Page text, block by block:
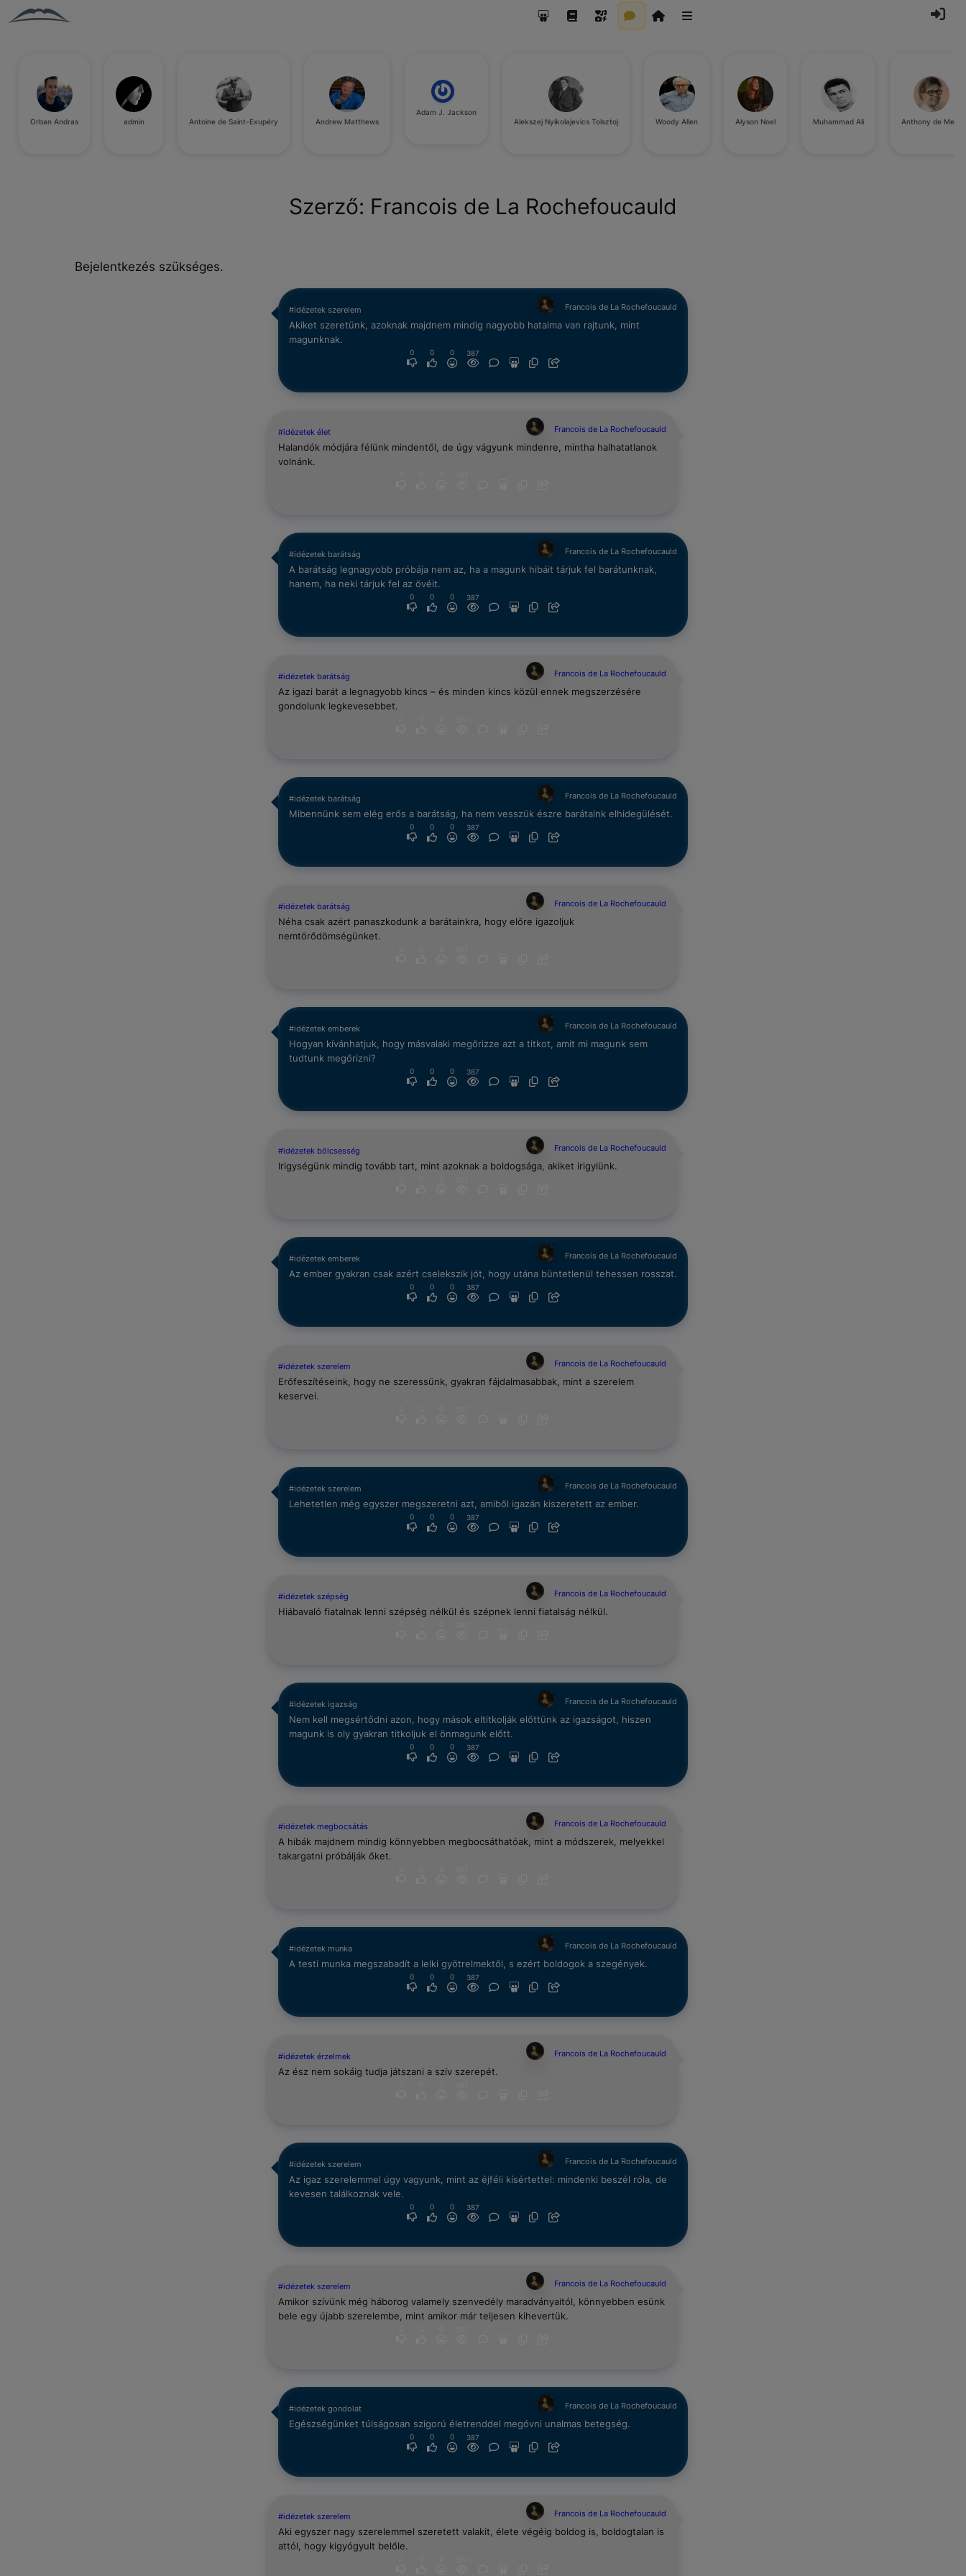
Orban Andras admin Antoine de Saint-Exupéry Andrew Matthews
Adam J. Jackson
Alekszej Nyikolajevics Tolsztoj
Woody Allen Alyson Noel Muhammad Ali Anthony de Mello
Szerző: Francois de La Rochefoucauld
Bejelentkezés szükséges.
#idézetek szerelem Francois de La Rochefoucauld
Akiket szeretünk, azoknak majdnem mindig nagyobb hatalma van rajtunk, mint
magunknak.
0 0 0 387
#idézetek élet Francois de La Rochefoucauld
Halandók módjára félünk mindentől, de úgy vágyunk mindenre, mintha halhatatlanok
volnánk.
#idézetek barátság Francois de La Rochefoucauld
A barátság legnagyobb próbája nem az, ha a magunk hibáit tárjuk fel barátunknak,
hanem, ha neki tárjuk fel az övéit.
0 0 0 387
#idézetek barátság Francois de La Rochefoucauld
Az igazi barát a legnagyobb kincs – és minden kincs közül ennek megszerzésére
gondolunk legkevesebbet.
#idézetek barátság Francois de La Rochefoucauld
Mibennünk sem elég erős a barátság, ha nem vesszük észre barátaink elhidegülését.
0 0 0 387
#idézetek barátság Francois de La Rochefoucauld
Néha csak azért panaszkodunk a barátainkra, hogy előre igazoljuk
nemtörődömségünket.
#idézetek emberek Francois de La Rochefoucauld
Hogyan kívánhatjuk, hogy másvalaki megőrizze azt a titkot, amit mi magunk sem
tudtunk megőrizni?
0 0 0 387
#idézetek bölcsesség Francois de La Rochefoucauld
Irigységünk mindig tovább tart, mint azoknak a boldogsága, akiket irigylünk.
#idézetek emberek Francois de La Rochefoucauld
Az ember gyakran csak azért cselekszik jót, hogy utána büntetlenül tehessen rosszat.
0 0 0 387
#idézetek szerelem Francois de La Rochefoucauld
Erőfeszítéseink, hogy ne szeressünk, gyakran fájdalmasabbak, mint a szerelem
keservei.
#idézetek szerelem Francois de La Rochefoucauld
Lehetetlen még egyszer megszeretni azt, amiből igazán kiszeretett az ember.
0 0 0 387
#idézetek szépség Francois de La Rochefoucauld
Hiábavaló fiatalnak lenni szépség nélkül és szépnek lenni fiatalság nélkül.
#idézetek igazság Francois de La Rochefoucauld
Nem kell megsértődni azon, hogy mások eltitkolják előttünk az igazságot, hiszen
magunk is oly gyakran titkoljuk el önmagunk előtt.
0 0 0 387
#idézetek megbocsátás Francois de La Rochefoucauld
A hibák majdnem mindig könnyebben megbocsáthatóak, mint a módszerek, melyekkel
takargatni próbálják őket.
#idézetek munka Francois de La Rochefoucauld
A testi munka megszabadít a lelki gyötrelmektől, s ezért boldogok a szegények.
0 0 0 387
#idézetek érzelmek Francois de La Rochefoucauld
Az ész nem sokáig tudja játszani a szív szerepét.
#idézetek szerelem Francois de La Rochefoucauld
Az igaz szerelemmel úgy vagyunk, mint az éjféli kísértettel: mindenki beszél róla, de
kevesen találkoznak vele.
0 0 0 387
#idézetek szerelem Francois de La Rochefoucauld
Amikor szívünk még háborog valamely szenvedély maradványaitól, könnyebben esünk
bele egy újabb szerelembe, mint amikor már teljesen kihevertük.
#idézetek gondolat Francois de La Rochefoucauld
Egészségünket túlságosan szigorú életrenddel megóvni unalmas betegség.
0 0 0 387
#idézetek szerelem Francois de La Rochefoucauld
Aki egyszer nagy szerelemmel szeretett valakit, élete végéig boldog is, boldogtalan is
attól, hogy kigyógyult belőle.